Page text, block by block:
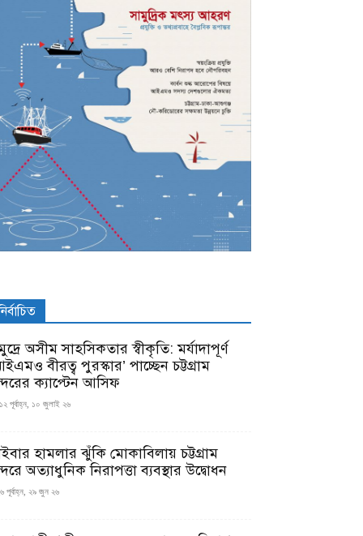
অসীম সাহসিকতার স্বীকৃতি: মর্যাদাপূর্ণ
বীরত্ব পুরস্কার’ পাচ্ছেন চট্টগ্রাম
ক্যাপ্টেন আসিফ
পূর্বাহ্ন, ১০ জুলাই ২৬
হামলার ঝুঁকি মোকাবিলায় চট্টগ্রাম
অত্যাধুনিক নিরাপত্তা ব্যবস্থার উদ্বোধন
পূর্বাহ্ন, ২৯ জুন ২৬